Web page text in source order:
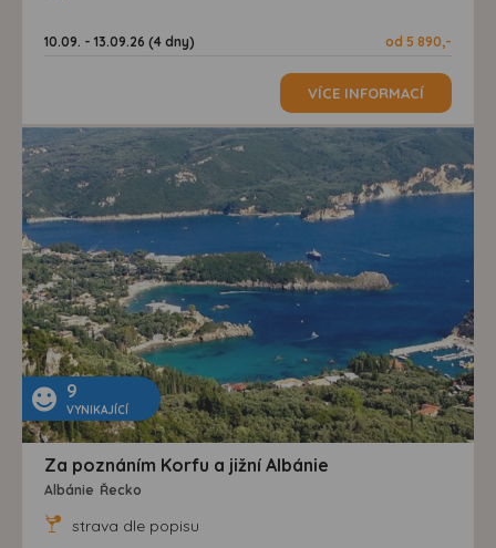
10.09. - 13.09.26 (4 dny) od 5 890,-
VÍCE INFORMACÍ
9
VYNIKAJÍCÍ
Za poznáním Korfu a jižní Albánie
Albánie Řecko
strava dle popisu